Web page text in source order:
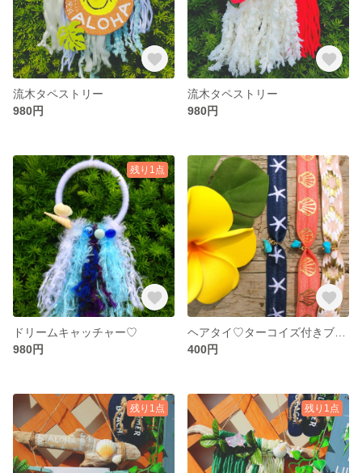
流木タペストリー
980円
流木タペストリー
980円
残り1点
ドリームキャッチャー♡
980円
400円
残り1点 残り1点